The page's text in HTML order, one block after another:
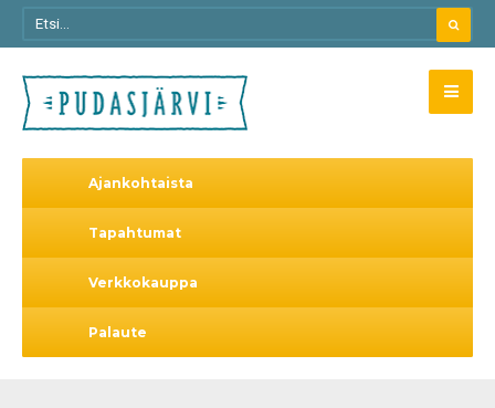
Ajankohtaista
Tapahtumat
Verkkokauppa
Palaute